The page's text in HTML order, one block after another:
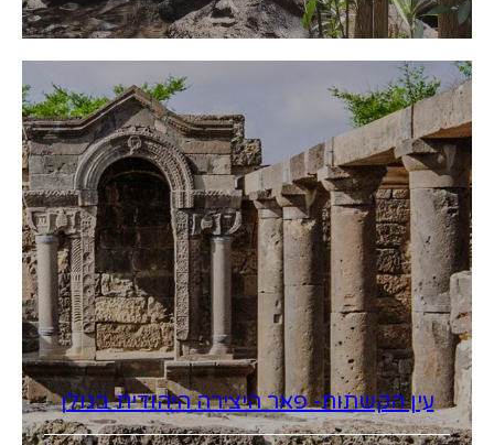
עין הקשתות- פאר היצירה היהודית בגולן